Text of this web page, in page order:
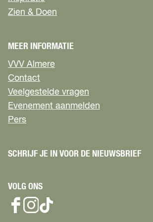
Zien & Doen
MEER INFORMATIE
VVV Almere
Contact
Veelgestelde vragen
Evenement aanmelden
Pers
SCHRIJF JE IN VOOR DE NIEUWSBRIEF
VOLG ONS
I
T